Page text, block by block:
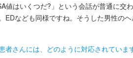
値はいくつだ?」という会話が普通に交
EDなども同様ですね。そうした男性のヘ
さんには、どのように対応されています